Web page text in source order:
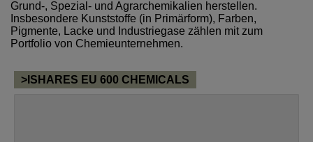
Grund-, Spezial- und Agrarchemikalien herstellen.
Insbesondere Kunststoffe (in Primärform), Farben,
Pigmente, Lacke und Industriegase zählen mit zum
Portfolio von Chemieunternehmen.
>ISHARES EU 600 CHEMICALS